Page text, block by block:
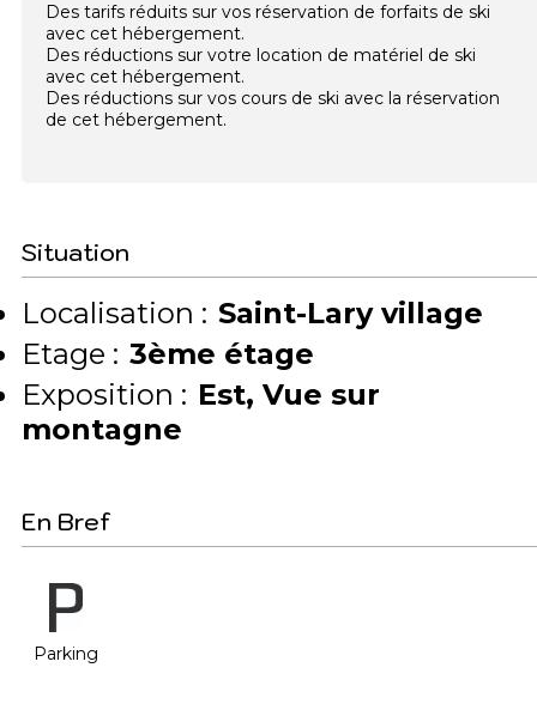
Des tarifs réduits sur vos réservation de forfaits de ski
avec cet hébergement.
Des réductions sur votre location de matériel de ski
avec cet hébergement.
Des réductions sur vos cours de ski avec la réservation
de cet hébergement.
Situation
Localisation : Saint-Lary village
Etage : 3ème étage
Exposition : Est Vue sur
montagne
En Bref
Parking